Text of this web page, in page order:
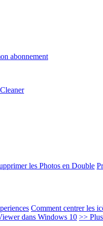
abonnement
les Photos en Double
Comment centrer les
dans Windows 10 >>